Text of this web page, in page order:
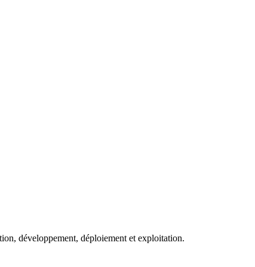
développement, déploiement et exploitation.